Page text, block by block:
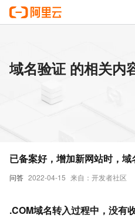
域名验证 的相关内
问答 2022-04-15 来自：开发者社区
已备案好，增加新网站时，域
.COM域名转入过程中，没有